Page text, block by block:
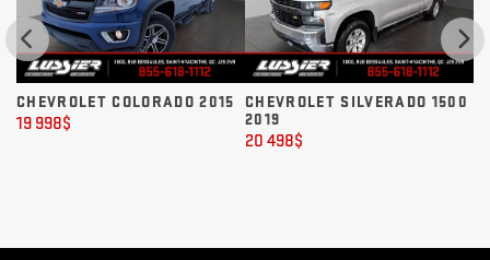
CHEVROLET COLORADO 2015
19 998$
CHEVROLET SILVERADO 1500
2019
20 498$